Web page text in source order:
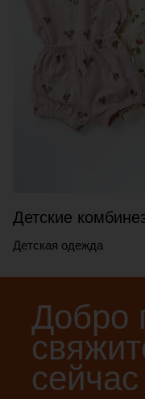
Детские
Детская одежда
Добро
сейчас